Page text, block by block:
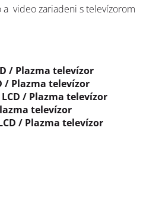
video zariadeni s televízorom
/ Plazma televízor
/ Plazma televízor
LCD / Plazma televízor
televízor
/ Plazma televízor